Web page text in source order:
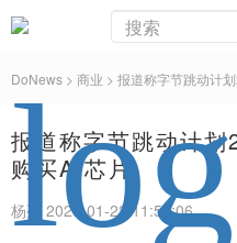
DoNews > 商业 > 报道称字节跳动计
报道称字节跳动计
购买AI芯片
杨亮 2025-01-22 11:56:06